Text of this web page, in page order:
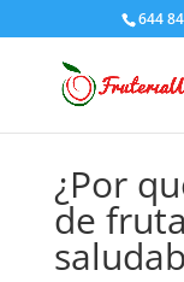
644
¿Por
de